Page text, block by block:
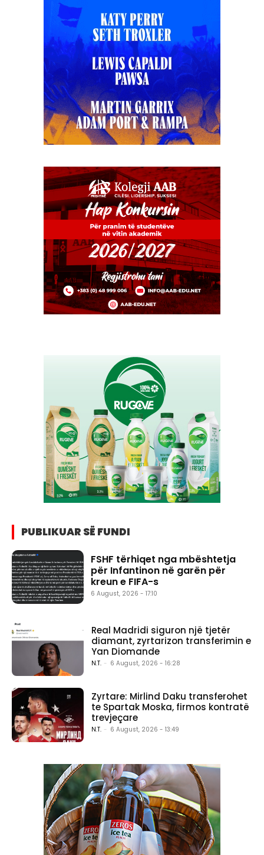
PUBLIKUAR SË FUNDI
FSHF tërhiqet nga mbështetja
për Infantinon në garën për
kreun e FIFA-s
6 August, 2026 - 17:10
Real Madridi siguron një tjetër
diamant, zyrtarizon transferimin e
Yan Diomande
N.T. - 6 August, 2026 - 16:28
Zyrtare: Mirlind Daku transferohet
te Spartak Moska, firmos kontratë
trevjeçare
N.T. - 6 August, 2026 - 13:49